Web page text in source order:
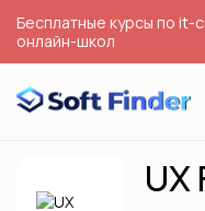
Бесплатные курсы по it-
онлайн-школ
UX